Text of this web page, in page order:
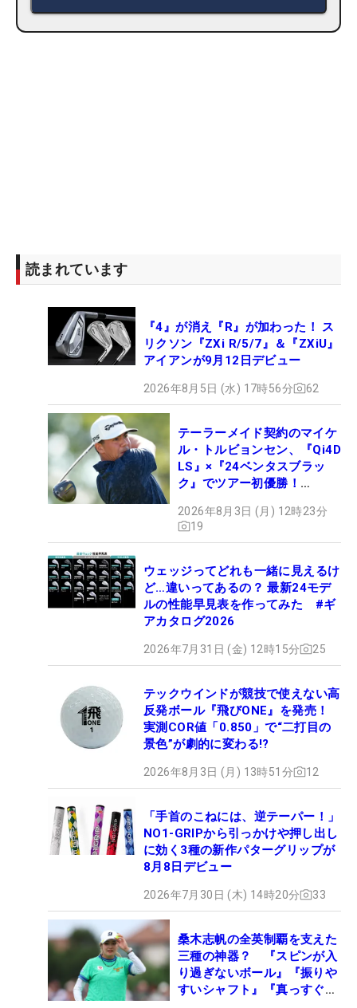
読まれています
『4』が消え『R』が加わった！ ス
リクソン『ZXi R/5/7』＆『ZXiU』
アイアンが9月12日デビュー
2026年8月5日 (水) 17時56分 62
テーラーメイド契約のマイケ
ル・トルビョンセン、『Qi4D
LS』×『24ベンタスブラッ
ク』でツアー初優勝！
2026年8月3日 (月) 12時23分
19
ウェッジってどれも一緒に見えるけ
ど…違いってあるの？ 最新24モデ
ルの性能早見表を作ってみた #ギ
アカタログ2026
2026年7月31日 (金) 12時15分 25
テックウインドが競技で使えない高
反発ボール『飛びONE』を発売！
実測COR値「0.850」で“二打目の
景色”が劇的に変わる!?
2026年8月3日 (月) 13時51分 12
「手首のこねには、逆テーパー！」
NO1-GRIPから引っかけや押し出し
に効く3種の新作パターグリップが
8月8日デビュー
2026年7月30日 (木) 14時20分 33
桑木志帆の全英制覇を支えた
三種の神器？ 『スピンが入
り過ぎないボール』『振りや
すいシャフト』『真っすぐ飛